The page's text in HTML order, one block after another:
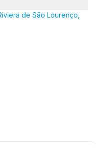
de São Lourenço,